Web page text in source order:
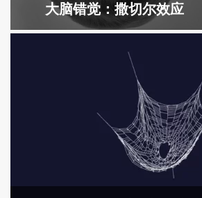
大脑错觉：撒切尔效应